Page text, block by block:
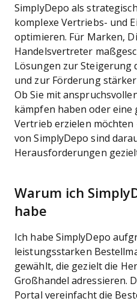
SimplyDepo als
komplexe Vertriebs- und
optimieren. Für Marken,
Handelsvertreter
Lösungen zur Steigerung
und zur Förderung
Ob Sie mit
kämpfen haben oder
Vertrieb erzielen
von SimplyDepo sind
Herausforderungen
Warum ich
habe
Ich habe SimplyDepo
leistungsstarken
gewählt, die gezielt die
Großhandel adressieren.
Portal vereinfacht die